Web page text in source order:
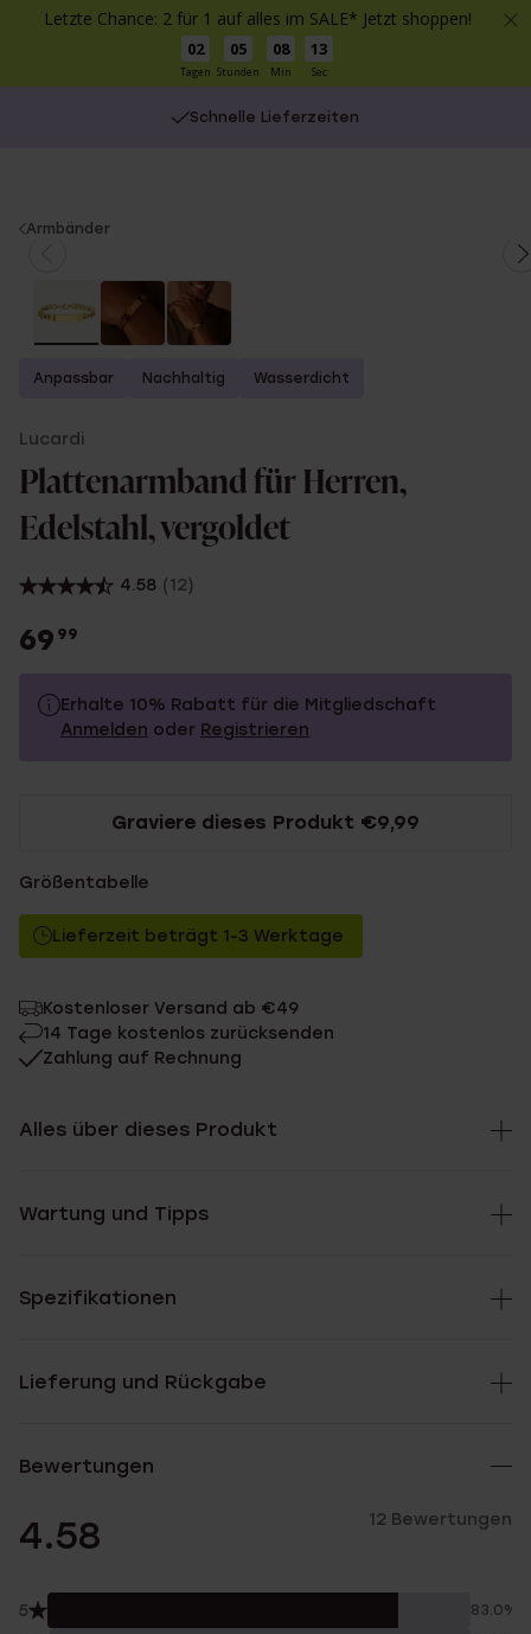
Letzte Chance: 2 für 1 auf alles im SALE* Jetzt shoppen!
02
Tagen
05
Stunden
08
Min
13
Sec
Schnelle Lieferzeiten
You
Armbänder
Anpassbar Nachhaltig Wasserdicht
Lucardi
Plattenarmband für Herren,
Edelstahl, vergoldet
4.58 (12)
69 99
Erhalte 10% Rabatt für die Mitgliedschaft
Anmelden oder Registrieren
Mit Mitgliederrabatt
Graviere dieses Produkt €9,99
Größentabelle
Lieferzeit beträgt 1-3 Werktage
Kostenloser Versand ab €49
14 Tage kostenlos zurücksenden
Zahlung auf Rechnung
Alles über dieses Produkt
Wartung und Tipps
Spezifikationen
Lieferung und Rückgabe
Bewertungen
4.58 12 Bewertungen
5 83.0%